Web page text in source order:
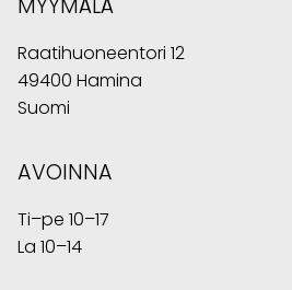
MYYMÄLÄ
Raatihuoneentori 12
49400 Hamina
Suomi
AVOINNA
Ti–pe 10–17
La 10–14